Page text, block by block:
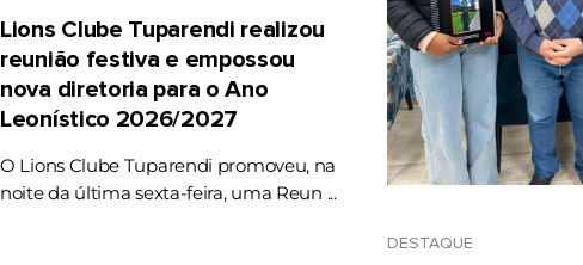
Lions Clube Tuparendi realizou
reunião festiva e empossou
nova diretoria para o Ano
Leonístico 2026/2027
O Lions Clube Tuparendi promoveu, na
noite da última sexta-feira, uma Reun ...
DESTAQUE